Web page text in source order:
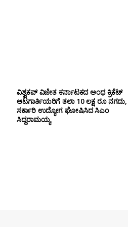
ವಿಶ್ವಕಪ್ ವಿಜೇತ ಕರ್ನಾಟಕದ ಅಂಧ ಕ್ರಿಕೆಟ್
ಆಟಗಾರ್ತಿಯರಿಗೆ ತಲಾ 10 ಲಕ್ಷ ರೂ ನಗದು,
ಸರ್ಕಾರಿ ಉದ್ಯೋಗ ಘೋಷಿಸಿದ ಸಿಎಂ
ಸಿದ್ದರಾಮಯ್ಯ